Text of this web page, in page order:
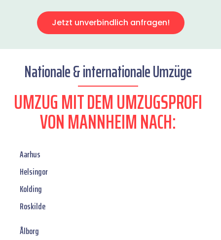
Jetzt unverbindlich anfragen!
Nationale & internationale Umzüge
UMZUG MIT DEM UMZUGSPROFI
VON MANNHEIM NACH:
Aarhus
Helsingor
Kolding
Roskilde
Ålborg